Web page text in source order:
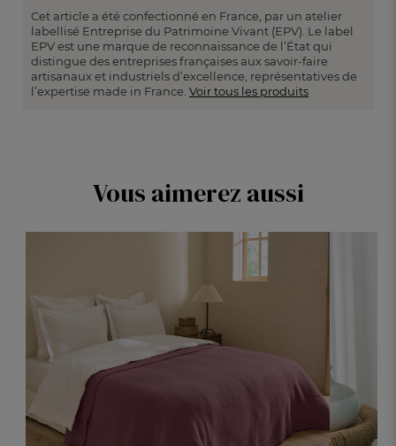
Cet article a été confectionné en France, par un atelier
labellisé Entreprise du Patrimoine Vivant (EPV). Le label
EPV est une marque de reconnaissance de l’État qui
distingue des entreprises françaises aux savoir-faire
artisanaux et industriels d’excellence, représentatives de
l’expertise made in France. Voir tous les produits
Vous aimerez aussi